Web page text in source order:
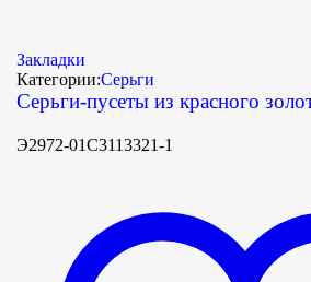
Закладки
Категории:Серьги
Серьги-пусеты из красного
Э2972-01С3113321-1